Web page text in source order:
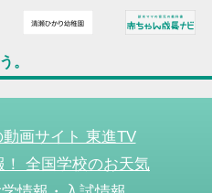
。
画サイト 東進TV
全国学校のお天気